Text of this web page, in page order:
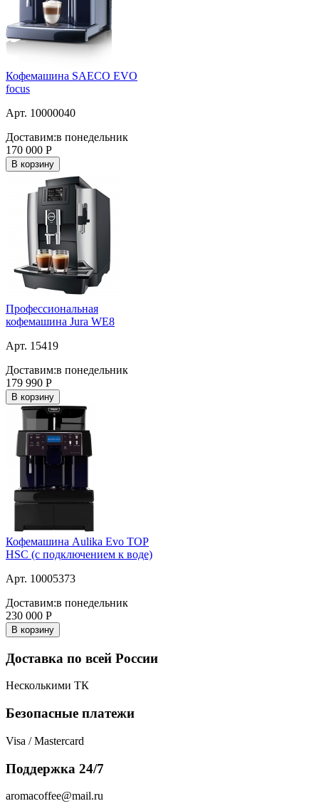
Кофемашина SAECO EVO
focus
Арт. 10000040
Доставим:в понедельник
170 000 Р
В корзину
Профессиональная
кофемашина Jura WE8
Арт. 15419
Доставим:в понедельник
179 990 Р
В корзину
Кофемашина Aulika Evo TOP
HSC (с подключением к воде)
Арт. 10005373
Доставим:в понедельник
230 000 Р
В корзину
Доставка по всей России
Несколькими ТК
Безопасные платежи
Visa / Mastercard
Поддержка 24/7
aromacoffee@mail.ru